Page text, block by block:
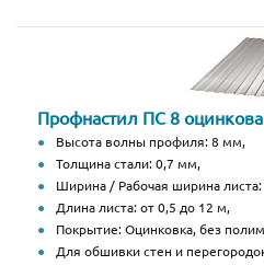
Профнастил ПС 8
Высота волны профиля: 8 мм,
Толщина стали: 0,7 мм,
Ширина / Рабочая ширина
Длина листа: от 0,5 до 12 м,
Покрытие: Оцинковка, без
Для обшивки стен и